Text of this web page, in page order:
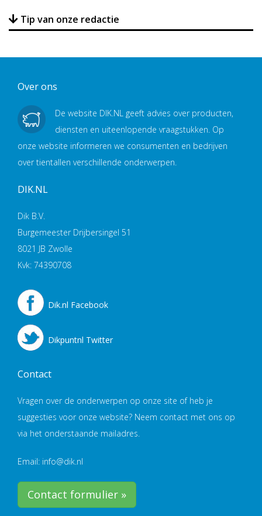
Tip van onze redactie
Over ons
De website DIK.NL geeft advies over producten,
diensten en uiteenlopende vraagstukken. Op
onze website informeren we consumenten en bedrijven
over tientallen verschillende onderwerpen.
DIK.NL
Dik B.V.
Burgemeester Drijbersingel 51
8021 JB Zwolle
Kvk: 74390708
Dik.nl Facebook
Dikpuntnl Twitter
Contact
Vragen over de onderwerpen op onze site of heb je
suggesties voor onze website? Neem contact met ons op
via het onderstaande mailadres.
Email: info@dik.nl
Contact formulier »